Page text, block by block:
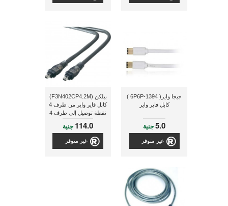
جيجا واير( 1394-6P6P )
كابل فاير واير
5.0جنية
غير متوفر
بيلكن (F3N402CP4.2M)
كابل فاير واير من طرف 4
نقطة توصيل إلى طرف 4
متر ذو لون أسود
114.0 جنية
غير متوفر